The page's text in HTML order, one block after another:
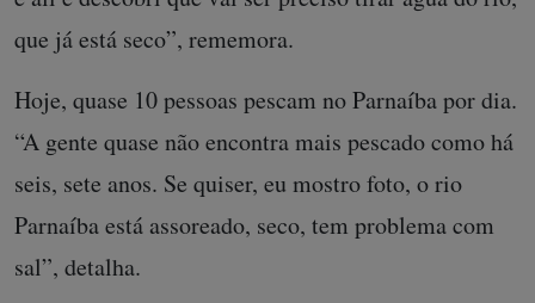
que já está seco”, rememora.
Hoje, quase 10 pessoas pescam no Parnaíba por dia.
“A gente quase não encontra mais pescado como há
seis, sete anos. Se quiser, eu mostro foto, o rio
Parnaíba está assoreado, seco, tem problema com
sal”, detalha.